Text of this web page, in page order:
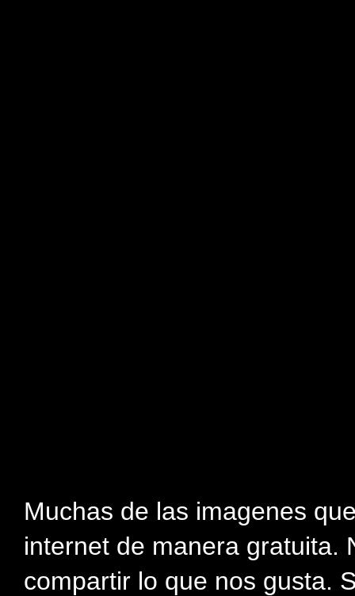
Muchas de las imagenes
internet de manera gratuita.
compartir lo que nos gusta.